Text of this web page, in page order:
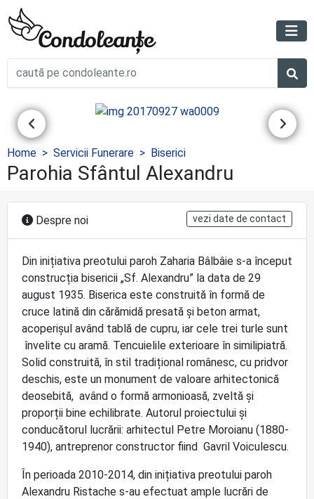
Home Servicii Funerare Biserici
Parohia Sfântul Alexandru
Despre noi vezi date de contact
Din inițiativa preotului paroh Zaharia Bâlbâie s-a început
construcția bisericii „Sf. Alexandru” la data de 29
august 1935. Biserica este construită în formă de
cruce latină din cărămidă presată și beton armat,
acoperișul având tablă de cupru, iar cele trei turle sunt
învelite cu aramă. Tencuielile exterioare în similipiatră.
Solid construită, în stil tradițional românesc, cu pridvor
deschis, este un monument de valoare arhitectonică
deosebită, având o formă armonioasă, zveltă și
proporții bine echilibrate. Autorul proiectului și
conducătorul lucrării: arhitectul Petre Moroianu (1880-
1940), antreprenor constructor fiind Gavril Voiculescu.
În perioada 2010-2014, din inițiativa preotului paroh
Alexandru Ristache s-au efectuat ample lucrări de